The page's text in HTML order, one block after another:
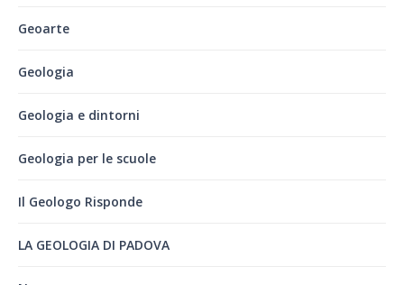
Geoarte
Geologia
Geologia e dintorni
Geologia per le scuole
Il Geologo Risponde
LA GEOLOGIA DI PADOVA